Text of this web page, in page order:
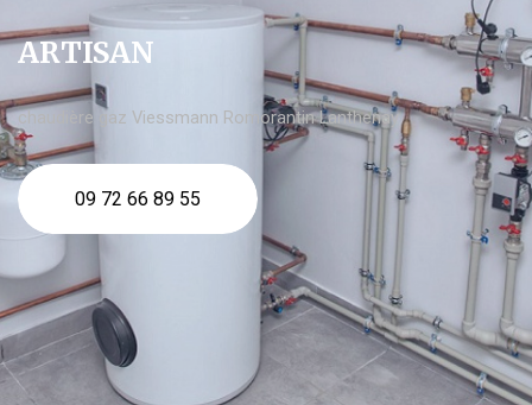
ARTISAN
chaudière gaz Viessmann Romorantin Lanthenay
09 72 66 89 55